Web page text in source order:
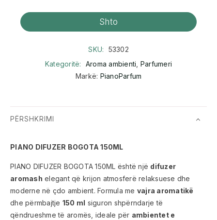
Shto
SKU:
53302
Kategoritë:
Aroma ambienti Parfumeri
Markë: PianoParfum
PËRSHKRIMI
PIANO DIFUZER BOGOTA 150ML
PIANO DIFUZER BOGOTA 150ML është një difuzer
aromash elegant që krijon atmosferë relaksuese dhe
moderne në çdo ambient. Formula me vajra aromatikë
dhe përmbajtje 150 ml siguron shpërndarje të
qëndrueshme të aromës, ideale për ambientet e